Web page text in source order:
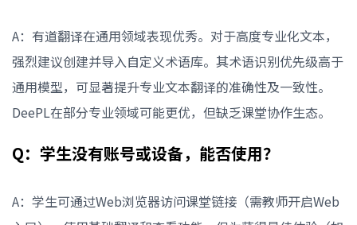
A：有道翻译在通用领域表现优秀。对于高度专业化文本，
强烈建议创建并导入自定义术语库。其术语识别优先级高于
通用模型，可显著提升专业文本翻译的准确性及一致性。
DeePL在部分专业领域可能更优，但缺乏课堂协作生态。
Q：学生没有账号或设备，能否使用？
A：学生可通过Web浏览器访问课堂链接（需教师开启Web